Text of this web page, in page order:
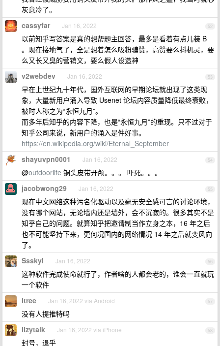
灰意冷了。
52
cassyfar Jan 16, 2022
以前知乎写答案是真的想帮题主回答，最多是看着有点儿装 B
。现在接地气了，全是想着怎么吸粉骗赞，高赞要么抖机灵，要
么又长又臭的营销文，要么假人设造神
53
v2webdev Jan 16, 2022
早在上世纪九十年代，国外互联网的早期论坛就出现了这类现
象，大量新用户涌入导致 Usenet 论坛内容质量降低最终衰败，
被时人称之为“永恒九月”。
而多年后知乎的内容下降，也是“永恒九月”的重现。只不过对于
知乎公司来说，新用户的涌入是件好事。
https://en.wikipedia.org/wiki/Eternal_September
54
shayuvpn0001 Jan 16, 2022
@outdoorlife 铜头皮带开颅。。。 吓死。。。
55
jacobwong29 Jan 16, 2022
现在中文网络这种污名化驱动以及毫无安全感可言的讨论环境，
没有哪个网站，无论墙内还是墙外，会不沉寂的。很多其实不是
知乎自己的问题。就算知乎把邀请制当作立身之本，16 年之后
也不可能坚持下来，更何况国内的网络情况 14 年之后就变风向
了。
56
Ssskyl Jan 16, 2022
这种软件完成使命就行了，作者啥的人都会老的，谁会一直就玩
一个软件
57
itree Jan 16, 2022 via Android
没有人提推特吗
58
lizytalk Jan 16, 2022 via iPhone
封号，退乎